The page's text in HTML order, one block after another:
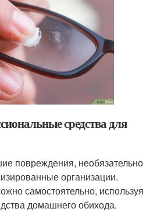
средства для
повреждения, необязательно
организации.
самостоятельно, используя
домашнего обихода.